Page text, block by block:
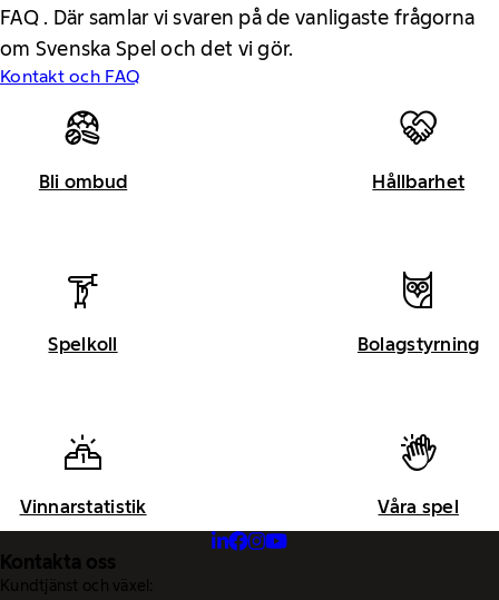
FAQ . Där samlar vi svaren på de vanligaste frågorna
om Svenska Spel och det vi gör.
Kontakt och FAQ
Bli ombud Hållbarhet
Spelkoll Bolagstyrning
Vinnarstatistik Våra spel
Kontakta oss
Kundtjänst och växel: